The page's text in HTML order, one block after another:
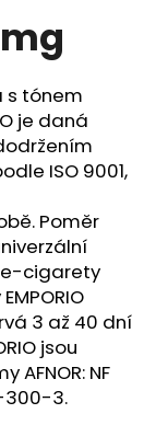
s tónem
je daná
ISO 9001,
Poměr
e-cigarety
3 až 40 dní
jsou
NF
300-3.